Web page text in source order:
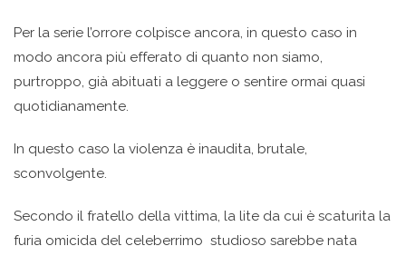
Per la serie l’orrore colpisce ancora, in questo caso in
modo ancora più efferato di quanto non siamo,
purtroppo, già abituati a leggere o sentire ormai quasi
quotidianamente.
In questo caso la violenza è inaudita, brutale,
sconvolgente.
Secondo il fratello della vittima, la lite da cui è scaturita la
furia omicida del celeberrimo studioso sarebbe nata